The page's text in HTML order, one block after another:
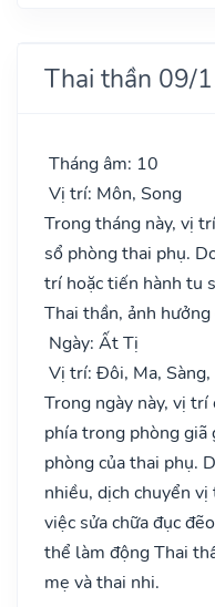
Thai thần 09/
Tháng âm: 10
Vị trí: Môn, Song
Trong tháng này, vị
sổ phòng thai phụ.
trí hoặc tiến hành tu
Thai thần, ảnh
Ngày: Ất Tị
Vị trí: Đôi, Ma,
Trong ngày này, vị
phía trong phòng giã
phòng của thai phụ.
nhiều, dịch chuyển
việc sửa chữa đục
thể làm động Thai
mẹ và thai nhi.